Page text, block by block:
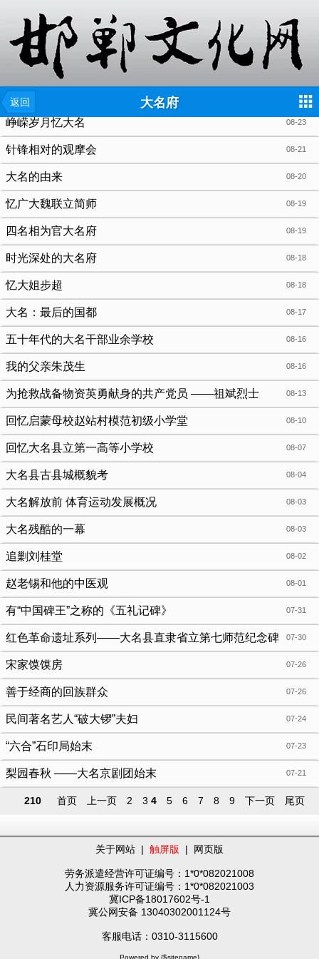
返回 大名府
08-23
峥嵘岁月忆大名
08-21
针锋相对的观摩会
08-20
大名的由来
08-19
忆广大魏联立简师
08-19
四名相为官大名府
08-18
时光深处的大名府
08-18
忆大姐步超
08-17
大名：最后的国都
08-16
五十年代的大名干部业余学校
08-16
我的父亲朱茂生
08-13
为抢救战备物资英勇献身的共产党员 ——祖斌烈士
08-10
回忆启蒙母校赵站村模范初级小学堂
08-07
回忆大名县立第一高等小学校
08-04
大名县古县城概貌考
08-03
大名解放前 体育运动发展概况
08-03
大名残酷的一幕
08-02
追剿刘桂堂
08-01
赵老锡和他的中医观
07-31
有“中国碑王”之称的《五礼记碑》
07-30
红色革命遗址系列——大名县直隶省立第七师范纪念碑
07-26
宋家馍馍房
07-26
善于经商的回族群众
07-24
民间著名艺人“破大锣”夫妇
07-23
“六合”石印局始末
07-21
梨园春秋 ——大名京剧团始末
210 首页 上一页 2 3 4 5 6 7 8 9 下一页 尾页
关于网站 | 触屏版 | 网页版
劳务派遣经营许可证编号：1*0*082021008
人力资源服务许可证编号：1*0*082021003
冀ICP备18017602号-1
冀公网安备 13040302001124号
客服电话：0310-3115600
Powered by {$sitename}